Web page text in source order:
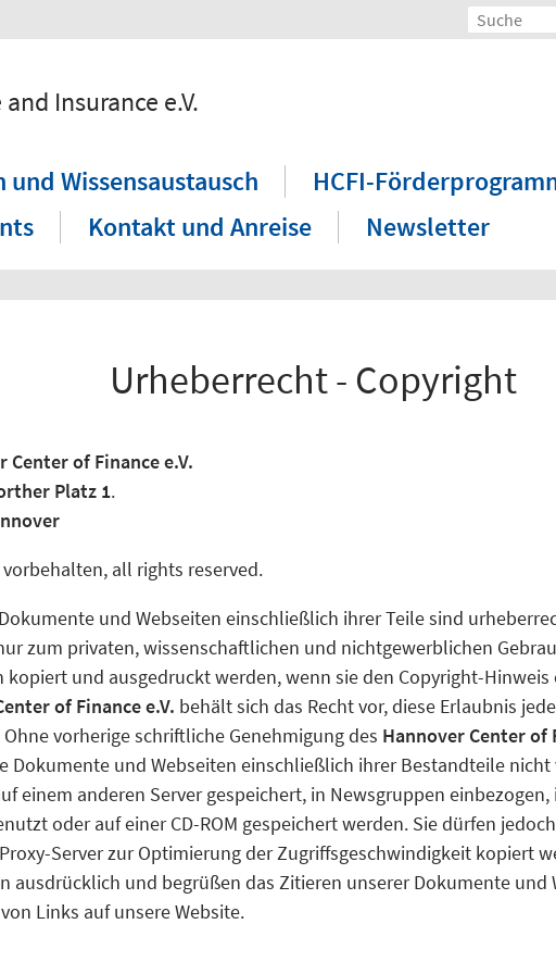
Insurance e.V.
Wissensaustausch
HCFI-
Kontakt und Anreise Newsletter
Urheberrecht - Copyright
Center of Finance e.V.
Platz 1.
all rights reserved.
und Webseiten einschließlich ihrer Teile sind
zum privaten, wissenschaftlichen und nichtgewerblichen
und ausgedruckt werden, wenn sie den Copyright-Hinweis
of Finance e.V. behält sich das Recht vor, diese Erlaubnis
vorherige schriftliche Genehmigung des Hannover Center of
Dokumente und Webseiten einschließlich ihrer Bestandteile
einem anderen Server gespeichert, in Newsgruppen einbezogen,
oder auf einer CD-ROM gespeichert werden. Sie dürfen
Server zur Optimierung der Zugriffsgeschwindigkeit kopiert
ausdrücklich und begrüßen das Zitieren unserer Dokumente und
Links auf unsere Website.